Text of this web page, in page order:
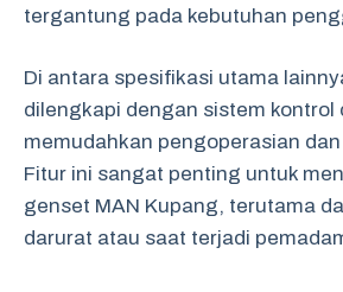
tergantung pada kebutuhan
Di antara spesifikasi utama
dilengkapi dengan sistem kontrol
memudahkan pengoperasian
Fitur ini sangat penting untuk
genset MAN Kupang, terutama
darurat atau saat terjadi